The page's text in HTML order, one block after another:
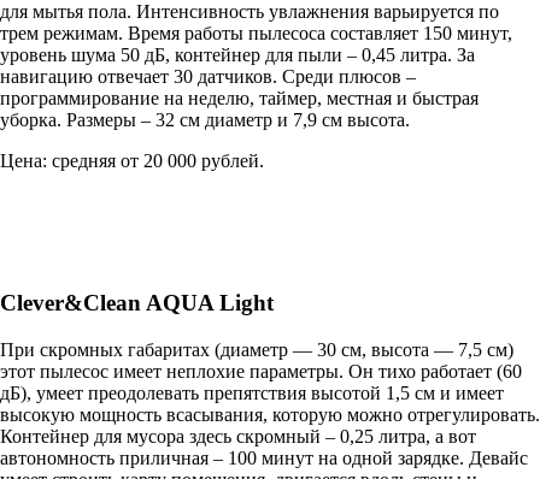
для мытья пола. Интенсивность увлажнения варьируется по
трем режимам. Время работы пылесоса составляет 150 минут,
уровень шума 50 дБ, контейнер для пыли – 0,45 литра. За
навигацию отвечает 30 датчиков. Среди плюсов –
программирование на неделю, таймер, местная и быстрая
уборка. Размеры – 32 см диаметр и 7,9 см высота.
Цена: средняя от 20 000 рублей.
Clever&Clean AQUA Light
При скромных габаритах (диаметр — 30 см, высота — 7,5 см)
этот пылесос имеет неплохие параметры. Он тихо работает (60
дБ), умеет преодолевать препятствия высотой 1,5 см и имеет
высокую мощность всасывания, которую можно отрегулировать.
Контейнер для мусора здесь скромный – 0,25 литра, а вот
автономность приличная – 100 минут на одной зарядке. Девайс